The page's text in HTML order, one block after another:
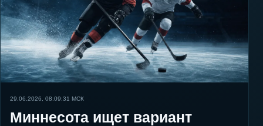
29.06.2026, 08:09:31 МСК
Миннесота ищет вариант